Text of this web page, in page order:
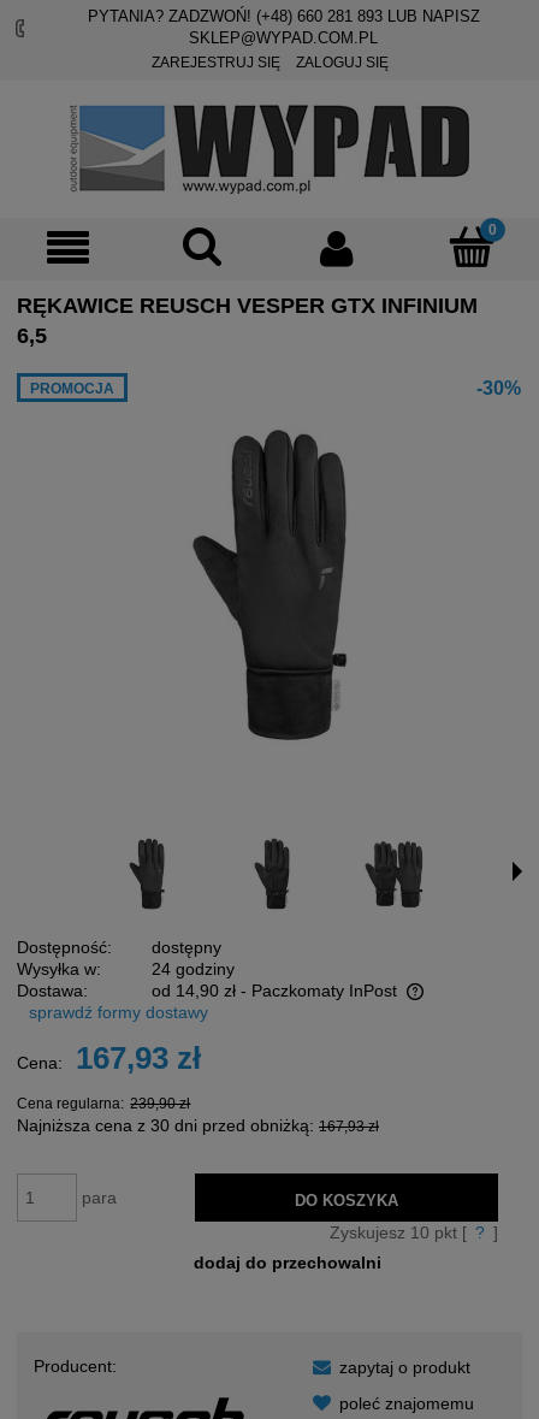
PYTANIA? ZADZWOŃ! (+48) 660 281 893LUB NAPISZ
SKLEP@WYPAD.COM.PL
ZAREJESTRUJ SIĘ ZALOGUJ SIĘ
RĘKAWICE REUSCH VESPER GTX INFINIUM
6,5
PROMOCJA -30%
Dostępność:
dostępny
Wysyłka w:
24 godziny
Dostawa:
od 14,90 zł - Paczkomaty InPost
Cena nie zawiera ewentualnych kosztów płatności
sprawdź formy dostawy
Cena: 167,93 zł
Cena regularna: 239,90 zł
Najniższa cena z 30 dni przed obniżką: 167,93 zł
para DO KOSZYKA
Zyskujesz 10 pkt [ ? ]
dodaj do przechowalni
Producent:
zapytaj o produkt
poleć znajomemu